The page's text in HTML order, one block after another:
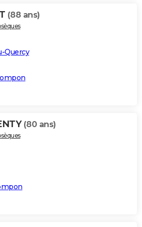
(88 ans)
Quercy
(80 ans)